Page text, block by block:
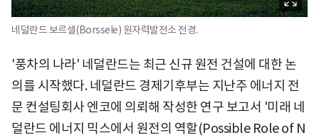
네덜란드 보르셀(Borssele) 원자력발전소 전경.
'풍차의 나라' 네덜란드는 최근 신규 원전 건설에 대한 논
의를 시작했다. 네덜란드 경제기후부는 지난주 에너지 전
문 컨설팅회사 엔코에 의뢰해 작성한 연구 보고서 '미래 네
덜란드 에너지 믹스에서 원전의 역할(Possible Role of N